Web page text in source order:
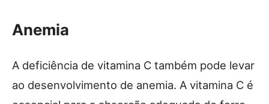
Anemia
A deficiência de vitamina C também pode levar
ao desenvolvimento de anemia. A vitamina C é